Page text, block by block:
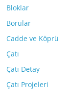
Bloklar
Borular
Cadde ve Köprü
Çatı
Çatı Detay
Çatı Projeleri